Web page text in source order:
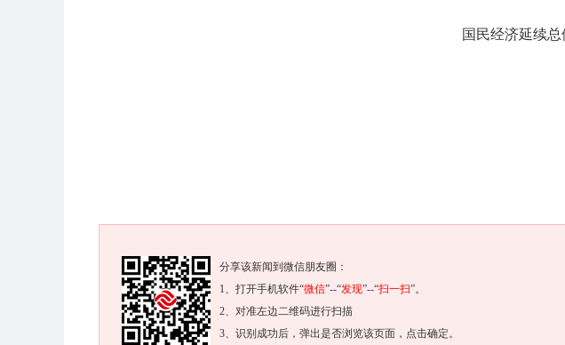
国民经济延续
分享该新闻到微信朋友圈：
1、打开手机软件“微信”--“发现”--“扫一扫”。
2、对准左边二维码进行扫描
3、识别成功后，弹出是否浏览该页面，点击确定。